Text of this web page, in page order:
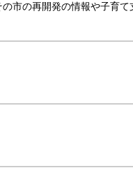
市の再開発の情報や子育